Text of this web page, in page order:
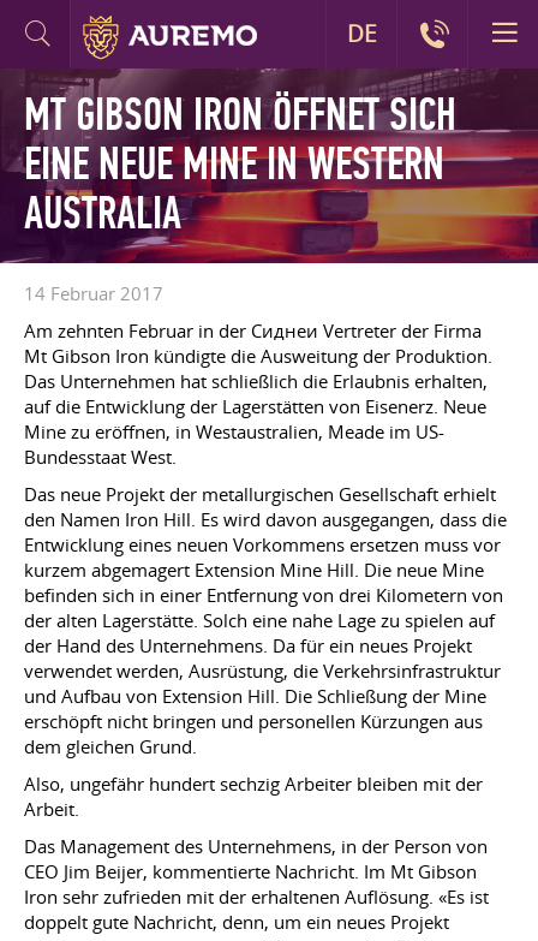
MT GIBSON IRON ÖFFNET SICH
EINE NEUE MINE IN WESTERN
AUSTRALIA
14 Februar 2017
Am zehnten Februar in der Сиднеи Vertreter der Firma
Mt Gibson Iron kündigte die Ausweitung der Produktion.
Das Unternehmen hat schließlich die Erlaubnis erhalten,
auf die Entwicklung der Lagerstätten von Eisenerz. Neue
Mine zu eröffnen, in Westaustralien, Meade im US-
Bundesstaat West.
Das neue Projekt der metallurgischen Gesellschaft erhielt
den Namen Iron Hill. Es wird davon ausgegangen, dass die
Entwicklung eines neuen Vorkommens ersetzen muss vor
kurzem abgemagert Extension Mine Hill. Die neue Mine
befinden sich in einer Entfernung von drei Kilometern von
der alten Lagerstätte. Solch eine nahe Lage zu spielen auf
der Hand des Unternehmens. Da für ein neues Projekt
verwendet werden, Ausrüstung, die Verkehrsinfrastruktur
und Aufbau von Extension Hill. Die Schließung der Mine
erschöpft nicht bringen und personellen Kürzungen aus
dem gleichen Grund.
Also, ungefähr hundert sechzig Arbeiter bleiben mit der
Arbeit.
Das Management des Unternehmens, in der Person von
CEO Jim Beijer, kommentierte Nachricht. Im Mt Gibson
Iron sehr zufrieden mit der erhaltenen Auflösung. «Es ist
doppelt gute Nachricht, denn, um ein neues Projekt
DE